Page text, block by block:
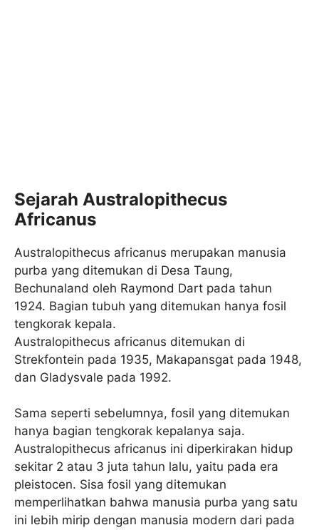
Sejarah Australopithecus
Africanus
Australopithecus africanus merupakan manusia
purba yang ditemukan di Desa Taung,
Bechunaland oleh Raymond Dart pada tahun
1924. Bagian tubuh yang ditemukan hanya fosil
tengkorak kepala.
Australopithecus africanus ditemukan di
Strekfontein pada 1935, Makapansgat pada 1948,
dan Gladysvale pada 1992.
Sama seperti sebelumnya, fosil yang ditemukan
hanya bagian tengkorak kepalanya saja.
Australopithecus africanus ini diperkirakan hidup
sekitar 2 atau 3 juta tahun lalu, yaitu pada era
pleistocen. Sisa fosil yang ditemukan
memperlihatkan bahwa manusia purba yang satu
ini lebih mirip dengan manusia modern dari pada